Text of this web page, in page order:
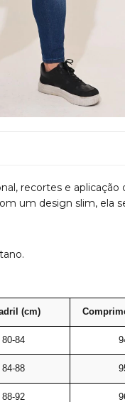
recortes e
um design slim,
(cm)
80-84
84-88
88-92